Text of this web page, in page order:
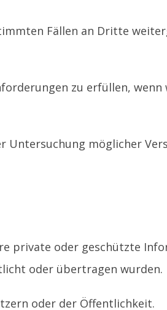
Fällen an Dritte
zu erfüllen,
möglicher
private oder geschützte
oder übertragen wurden.
oder der Öffentlichkeit.